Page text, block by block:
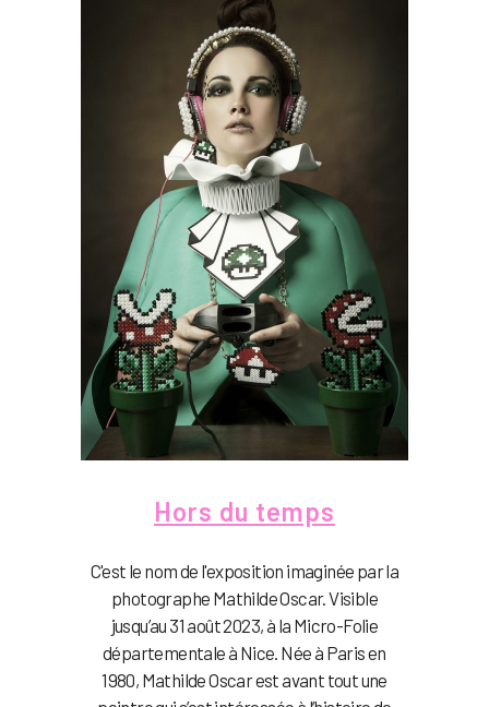
Hors du temps
C'est le nom de l'exposition imaginée par la
photographe Mathilde Oscar. Visible
jusqu’au 31 août 2023, à la Micro-Folie
départementale à Nice. Née à Paris en
1980, Mathilde Oscar est avant tout une